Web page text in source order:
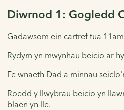
Diwrnod 1: Gogledd
Gadawsom ein cartref tua
Rydym yn mwynhau beicio ar
Fe wnaeth Dad a minnau
Roedd y llwybrau beicio yn
blaen yn lle.